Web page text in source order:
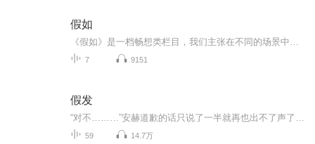
假如
7 9151
假发
59 14.7万